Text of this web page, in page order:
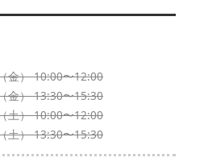
金） 10:00〜12:00
金） 13:30〜15:30
土） 10:00〜12:00
土） 13:30〜15:30